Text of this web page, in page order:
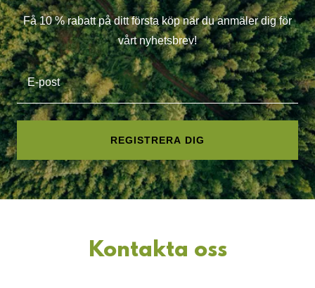
Få 10 % rabatt på ditt första köp när du anmäler dig för
vårt nyhetsbrev!
E-post
REGISTRERA DIG
Kontakta oss